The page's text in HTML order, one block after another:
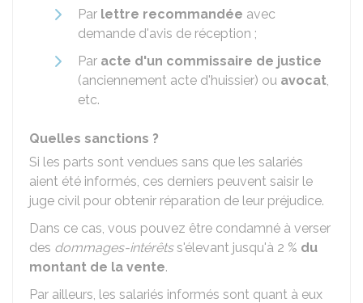
Par lettre recommandée avec
demande d'avis de réception ;
Par acte d'un commissaire de justice
(anciennement acte d'huissier) ou avocat,
etc.
Quelles sanctions ?
Si les parts sont vendues sans que les salariés
aient été informés, ces derniers peuvent saisir le
juge civil pour obtenir réparation de leur préjudice.
Dans ce cas, vous pouvez être condamné à verser
des dommages-intérêtss'élevant jusqu'à 2 % du
montant de la vente.
Par ailleurs, les salariés informés sont quant à eux